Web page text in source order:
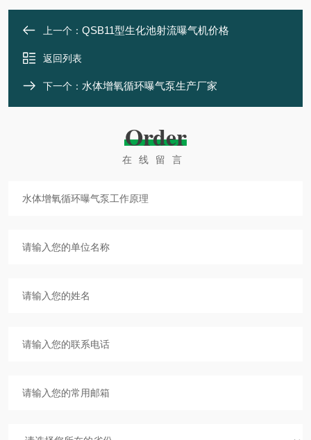
上一个： QSB11型生化池射流曝气机价格
返回列表
下一个： 水体增氧循环曝气泵生产厂家
Order
在线留言